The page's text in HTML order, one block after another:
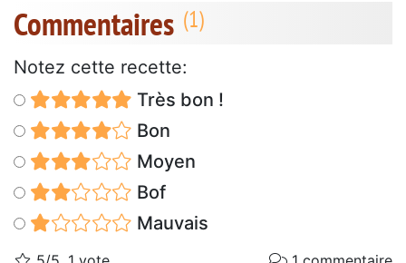
Commentaires
Notez cette recette:
Très bon !
Bon
Moyen
Bof
Mauvais